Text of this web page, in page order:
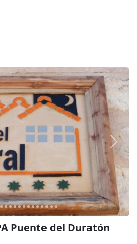
Puente del Duratón